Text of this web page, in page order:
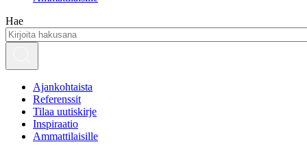
Hae
Ajankohtaista
Referenssit
Tilaa uutiskirje
Inspiraatio
Ammattilaisille